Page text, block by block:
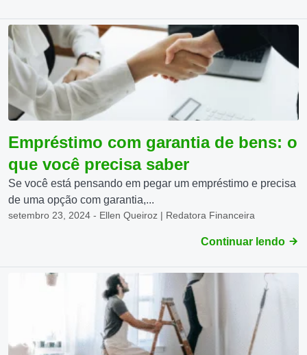
Empréstimo com garantia de bens: o
que você precisa saber
Se você está pensando em pegar um empréstimo e precisa
de uma opção com garantia,...
setembro 23, 2024 - Ellen Queiroz | Redatora Financeira
Continuar lendo